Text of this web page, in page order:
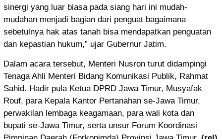
sinergi yang luar biasa pada siang hari ini mudah-
mudahan menjadi bagian dari penguat bagaimana
sebetulnya hak atas tanah bisa mendapatkan penguatan
dan kepastian hukum,” ujar Gubernur Jatim.
Dalam acara tersebut, Menteri Nusron turut didampingi
Tenaga Ahli Menteri Bidang Komunikasi Publik, Rahmat
Sahid. Hadir pula Ketua DPRD Jawa Timur, Musyafak
Rouf, para Kepala Kantor Pertanahan se-Jawa Timur,
perwakilan lembaga keagamaan, para wali kota dan
bupati se-Jawa Timur, serta unsur Forum Koordinasi